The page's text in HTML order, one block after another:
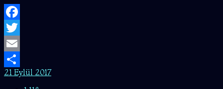
Facebook
Twitter
Email
Share
21 Eylül 2017